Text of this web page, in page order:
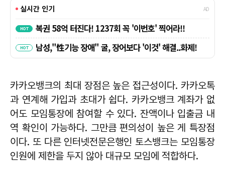
카카오뱅크의 최대 장점은 높은 접근성이다. 카카오톡
과 연계해 가입과 초대가 쉽다. 카카오뱅크 계좌가 없
어도 모임통장에 참여할 수 있다. 잔액이나 입출금 내
역 확인이 가능하다. 그만큼 편의성이 높은 게 특장점
이다. 또 다른 인터넷전문은행인 토스뱅크는 모임통장
인원에 제한을 두지 않아 대규모 모임에 적합하다.